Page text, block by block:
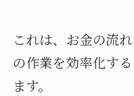
これは、お金の流
の作業を効率化す
ます。